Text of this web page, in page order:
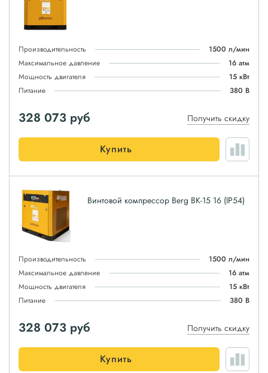
Производительность
1500 л/мин
Максимальное давление
16 атм
Мощность двигателя
15 кВт
Питание
380 В
328 073 руб Получить скидку
Купить
Винтовой компрессор Berg ВК-15 16 (IP54)
Производительность
1500 л/мин
Максимальное давление
16 атм
Мощность двигателя
15 кВт
Питание
380 В
328 073 руб Получить скидку
Купить